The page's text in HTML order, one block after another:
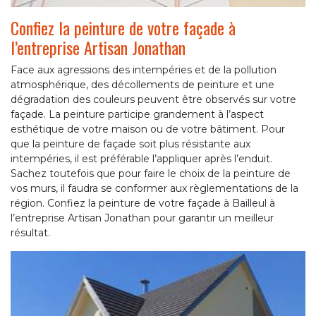
Confiez la peinture de votre façade à
l’entreprise Artisan Jonathan
Face aux agressions des intempéries et de la pollution
atmosphérique, des décollements de peinture et une
dégradation des couleurs peuvent être observés sur votre
façade. La peinture participe grandement à l’aspect
esthétique de votre maison ou de votre bâtiment. Pour
que la peinture de façade soit plus résistante aux
intempéries, il est préférable l’appliquer après l’enduit.
Sachez toutefois que pour faire le choix de la peinture de
vos murs, il faudra se conformer aux règlementations de la
région. Confiez la peinture de votre façade à Bailleul à
l’entreprise Artisan Jonathan pour garantir un meilleur
résultat.